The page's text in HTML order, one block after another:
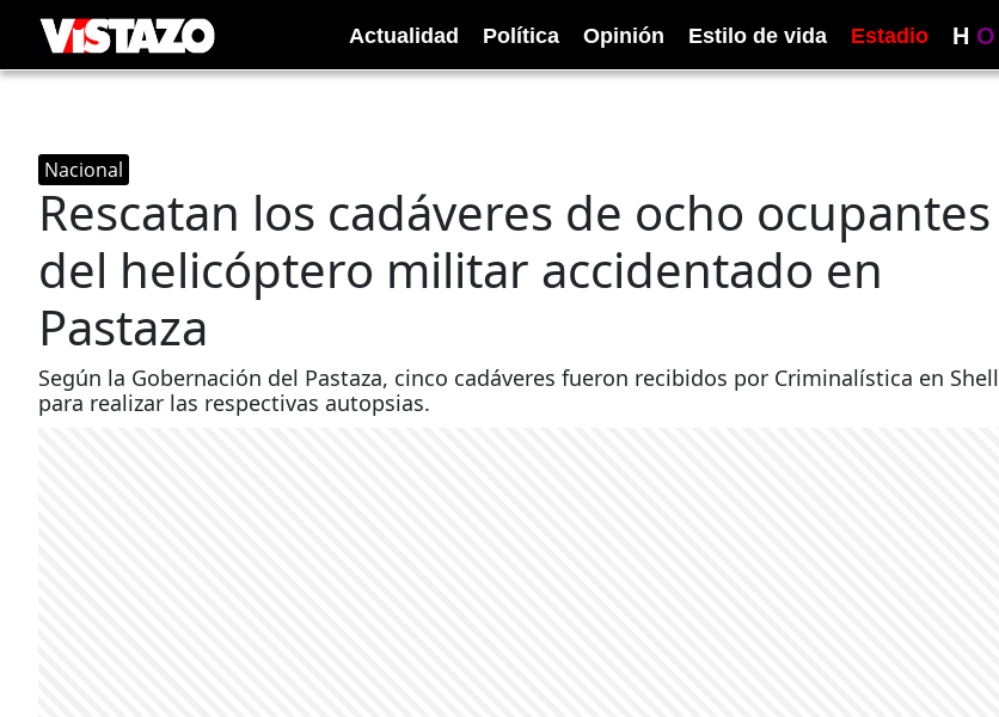
Actualidad Política Opinión Estilo de vida Estadio H O
Nacional
Rescatan los cadáveres de ocho ocupantes
del helicóptero militar accidentado en
Pastaza
Según la Gobernación del Pastaza, cinco cadáveres fueron recibidos por Criminalística en Shell
para realizar las respectivas autopsias.